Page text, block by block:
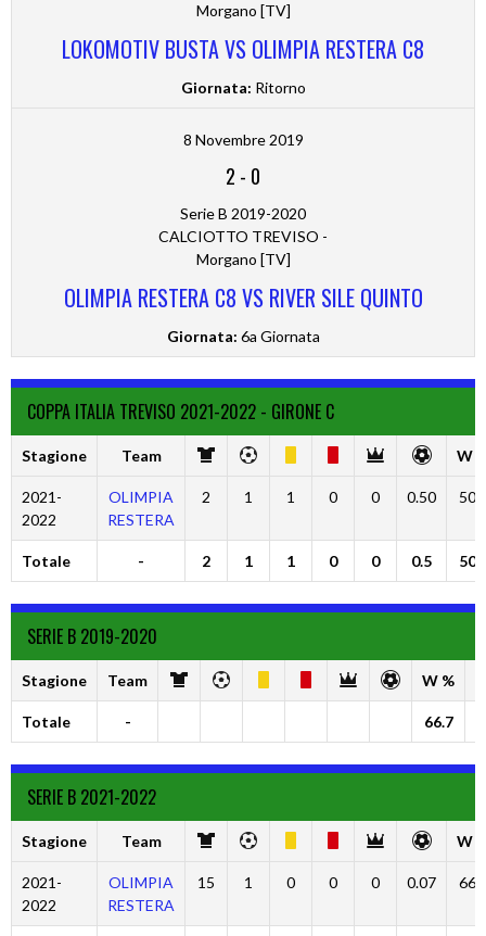
Morgano [TV]
LOKOMOTIV BUSTA VS OLIMPIA RESTERA C8
Giornata: Ritorno
8 Novembre 2019
2 - 0
Serie B 2019-2020
CALCIOTTO TREVISO -
Morgano [TV]
OLIMPIA RESTERA C8 VS RIVER SILE QUINTO
Giornata: 6a Giornata
COPPA ITALIA TREVISO 2021-2022 - GIRONE C
Stagione Team W
2021-
2022
OLIMPIA
RESTERA
2 1 1 0 0 0.50
Totale - 2 1 1 0 0 0.5
SERIE B 2019-2020
Stagione Team W %
Totale - 66.7
SERIE B 2021-2022
Stagione Team W
2021-
2022
OLIMPIA
RESTERA
15 1 0 0 0 0.07